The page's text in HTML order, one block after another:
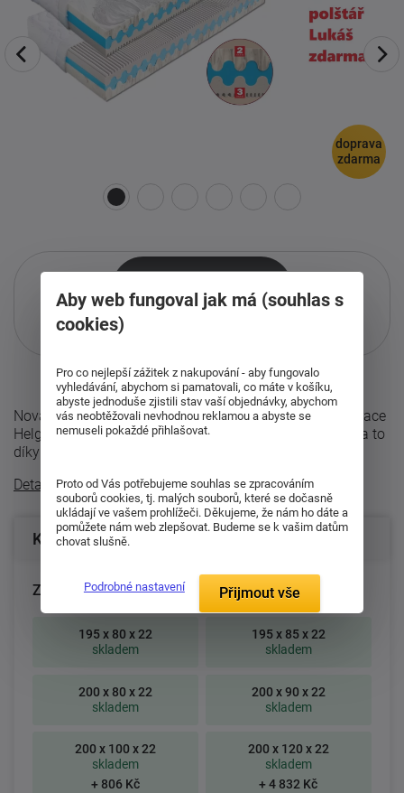
doprava
zdarma
Pouze při nákupu přes i-matrace.cz
Nová luxusní matrace Helga s Panterfoam pěnou. Matrace
Helga se vyznačuje svou výjimečnou dlouhoživotností a to
díky novým vysoce ...
Detailní popis
Konfigurace produktu
Zvolte rozměr matrace (cm):
195 x 80 x 22
skladem
195 x 85 x 22
skladem
200 x 80 x 22
skladem
200 x 90 x 22
skladem
200 x 100 x 22
skladem
+ 806 Kč
200 x 120 x 22
skladem
+ 4 832 Kč
Aby web fungoval jak má (souhlas s
cookies)
Pro co nejlepší zážitek z nakupování - aby fungovalo
vyhledávání, abychom si pamatovali, co máte v košíku,
abyste jednoduše zjistili stav vaší objednávky, abychom
vás neobtěžovali nevhodnou reklamou a abyste se
nemuseli pokaždé přihlašovat.
Proto od Vás potřebujeme souhlas se zpracováním
souborů cookies, tj. malých souborů, které se dočasně
ukládají ve vašem prohlížeči. Děkujeme, že nám ho dáte a
pomůžete nám web zlepšovat. Budeme se k vašim datům
chovat slušně.
Podrobné nastavení Přijmout vše